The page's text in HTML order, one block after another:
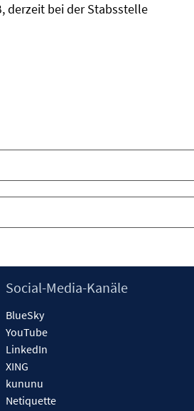
derzeit bei der Stabsstelle
Social-Media-Kanäle
BlueSky
YouTube
LinkedIn
XING
kununu
Netiquette